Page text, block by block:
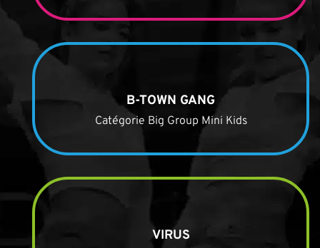
B-TOWN GANG
Catégorie Big Group Mini Kids
VIRUS